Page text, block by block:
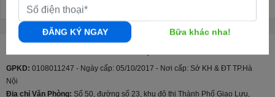
GPKD: 0108011247 - Ngày cấp: 05/10/2017 - Nơi cấp: Sở KH & ĐT TP.Hà
Nội
Địa chỉ Văn Phòng: Số 50, đường số 23, khu đô thị Thành Phố Giao Lưu,
ĐĂNG KÝ NGAY Bữa khác nha!